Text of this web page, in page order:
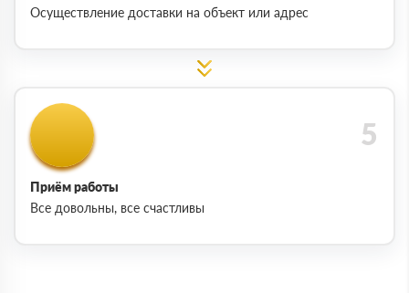
Осуществление доставки на объект или адрес
Приём работы
Все довольны, все счастливы